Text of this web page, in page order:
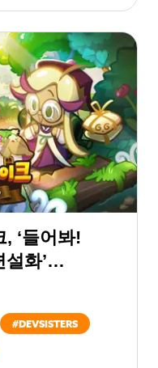
‘들어봐!
화’
#DEVSISTERS